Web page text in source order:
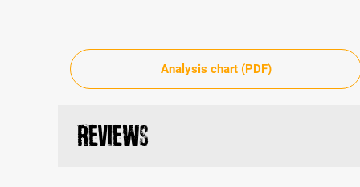
Analysis chart (PDF)
Reviews